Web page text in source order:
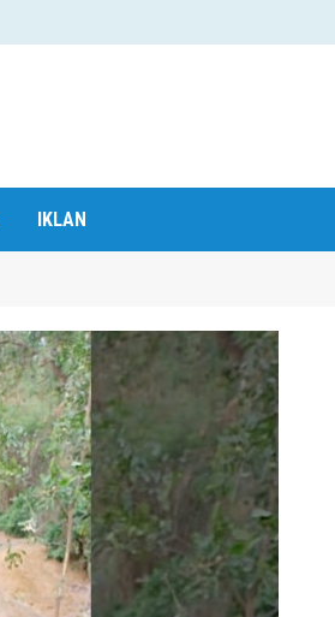
IKLAN